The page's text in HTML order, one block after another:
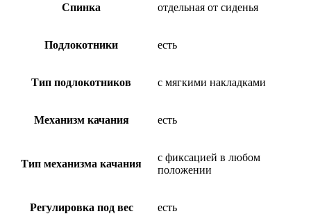
Спинка отдельная от сиденья
Подлокотники есть
Тип подлокотников с мягкими накладками
Механизм качания есть
Тип механизма качания
с фиксацией в любом
положении
Регулировка под вес есть